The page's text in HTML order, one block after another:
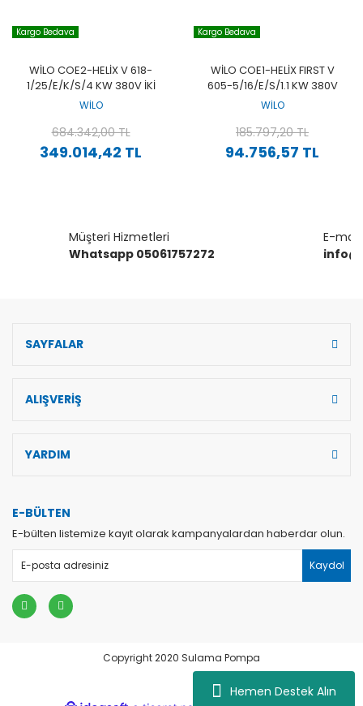
Hemen Destek Alın
Kargo Bedava
WILO COE2-HELIX V 618-
1/25/E/K/S/4 KW 380V İKI
POMPALI PASLANMAZ ÇOK
DIKEY HIDROFOR
WİLO
349.014,42 TL
684.342,00 TL
Kargo Bedava
WILO COE1-HELIX FIRST V
605-5/16/E/S/1.1 KW 380V
TEK POMPALI PASLANMAZ
VERIMLI DIKEY HIDROFOR
WİLO
94.756,57 TL
185.797,20 TL
Müşteri Hizmetleri
Whatsapp 05061757272
E-mail
SAYFALAR
ALIŞVERİŞ
YARDIM
E-BÜLTEN
E-bülten listemize kayıt olarak kampanyalardan haberdar olun.
Kaydol
Copyright 2020 Sulama Pompa